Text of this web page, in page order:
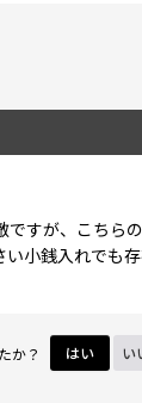
ですが、こちら
い小銭入れでも
か？ はい い